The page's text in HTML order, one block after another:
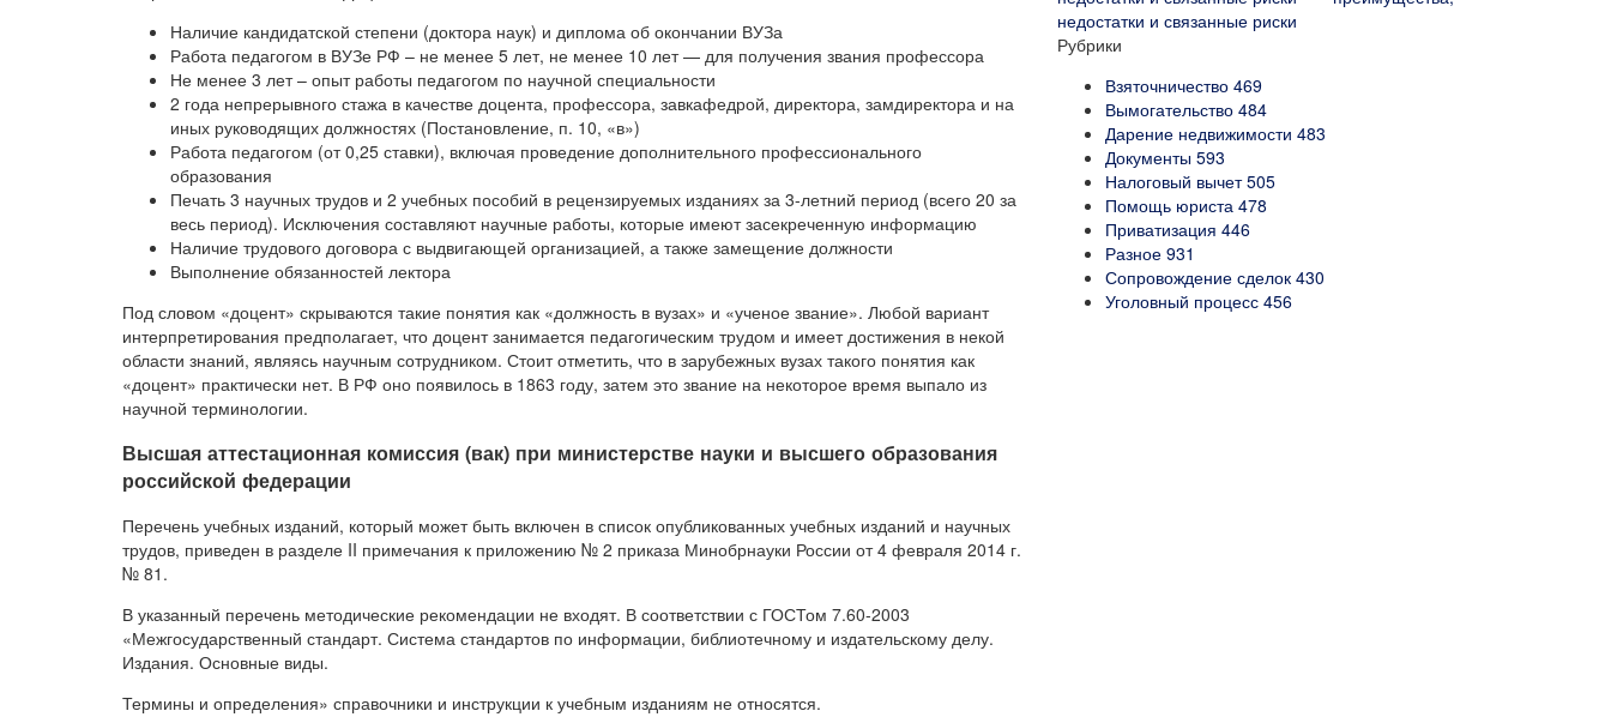
Наличие кандидатской степени (доктора наук) и диплома об окончании ВУЗа
Работа педагогом в ВУЗе РФ – не менее 5 лет, не менее 10 лет — для получения звания профессора
Не менее 3 лет – опыт работы педагогом по научной специальности
2 года непрерывного стажа в качестве доцента, профессора, завкафедрой, директора, замдиректора и на
иных руководящих должностях (Постановление, п. 10, «в»)
Работа педагогом (от 0,25 ставки), включая проведение дополнительного профессионального
образования
Печать 3 научных трудов и 2 учебных пособий в рецензируемых изданиях за 3-летний период (всего 20 за
весь период). Исключения составляют научные работы, которые имеют засекреченную информацию
Наличие трудового договора с выдвигающей организацией, а также замещение должности
Выполнение обязанностей лектора
Под словом «доцент» скрываются такие понятия как «должность в вузах» и «ученое звание». Любой вариант
интерпретирования предполагает, что доцент занимается педагогическим трудом и имеет достижения в некой
области знаний, являясь научным сотрудником. Стоит отметить, что в зарубежных вузах такого понятия как
«доцент» практически нет. В РФ оно появилось в 1863 году, затем это звание на некоторое время выпало из
научной терминологии.
Высшая аттестационная комиссия (вак) при министерстве науки и высшего образования
российской федерации
Перечень учебных изданий, который может быть включен в список опубликованных учебных изданий и научных
трудов, приведен в разделе II примечания к приложению № 2 приказа Минобрнауки России от 4 февраля 2014 г.
№ 81.
В указанный перечень методические рекомендации не входят. В соответствии с ГОСТом 7.60-2003
«Межгосударственный стандарт. Система стандартов по информации, библиотечному и издательскому делу.
Издания. Основные виды.
Термины и определения» справочники и инструкции к учебным изданиям не относятся.
недостатки и связанные риски
Рубрики
Взяточничество 469
Вымогательство 484
Дарение недвижимости 483
Документы 593
Налоговый вычет505
Помощь юриста 478
Приватизация 446
Разное 931
Сопровождение сделок 430
Уголовный процесс 456